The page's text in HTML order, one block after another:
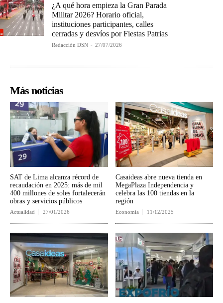
¿A qué hora empieza la Gran Parada
Militar 2026? Horario oficial,
instituciones participantes, calles
cerradas y desvíos por Fiestas Patrias
Redacción DSN - 27/07/2026
Más noticias
SAT de Lima alcanza récord de
recaudación en 2025: más de mil
400 millones de soles fortalecerán
obras y servicios públicos
Actualidad 27/01/2026
Casaideas abre nueva tienda en
MegaPlaza Independencia y
celebra las 100 tiendas en la
región
Economía 11/12/2025